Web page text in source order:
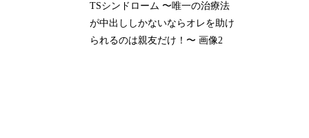
TSシンドローム 〜唯一の治療法
が中出ししかないならオレを助け
られるのは親友だけ！〜 画像2